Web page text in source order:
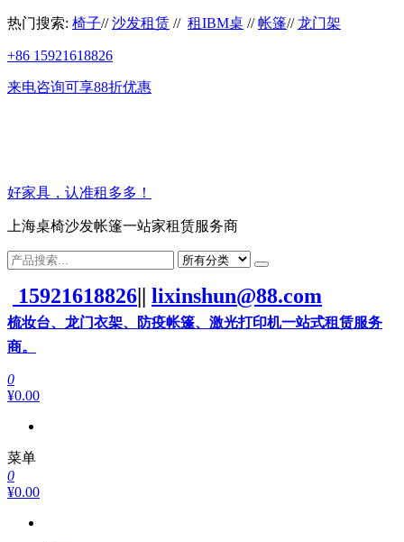
前
内
容
热门搜索: 椅子//沙发租赁 // 租IBM桌 //帐篷//龙门架
+86 15921618826
来电咨询可享88折优惠
好家具，认准租多多！
上海桌椅沙发帐篷一站家租赁服务商
15921618826|| lixinshun@88.com
梳妆台、龙门衣架、防疫帐篷、激光打印机一站式租赁服务
商。
0
¥0.00
菜单
0
¥0.00